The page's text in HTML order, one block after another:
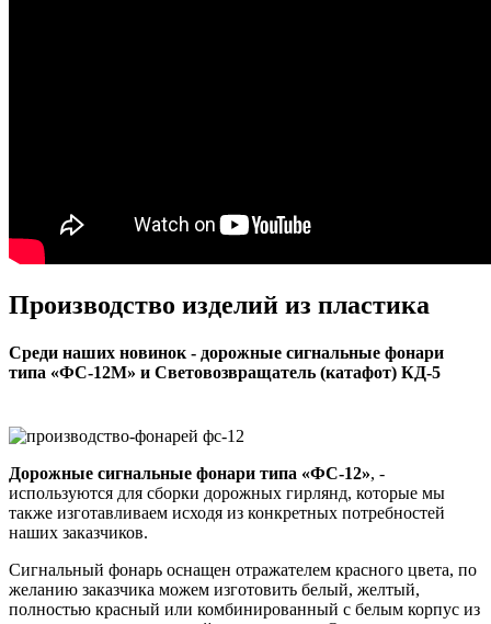
Производство изделий из пластика
Среди наших новинок - дорожные сигнальные фонари
типа «ФС-12М» и Световозвращатель (катафот) КД-5
Дорожные сигнальные фонари типа «ФС-12», -
используются для сборки дорожных гирлянд, которые мы
также изготавливаем исходя из конкретных потребностей
наших заказчиков.
Сигнальный фонарь оснащен отражателем красного цвета, по
желанию заказчика можем изготовить белый, желтый,
полностью красный или комбинированный с белым корпус из